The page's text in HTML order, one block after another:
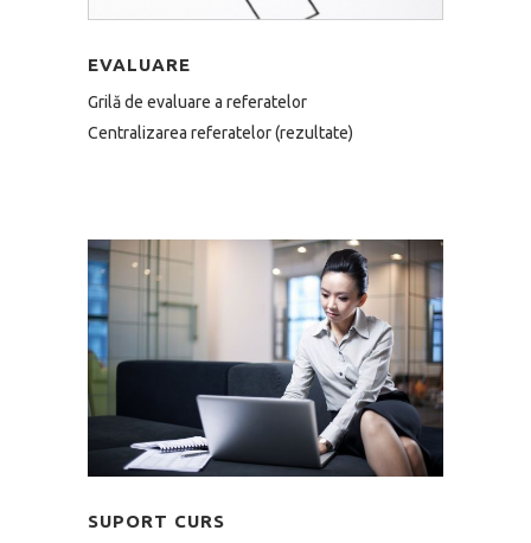
EVALUARE
Grilă de evaluare a referatelor
Centralizarea referatelor (rezultate)
SUPORT CURS